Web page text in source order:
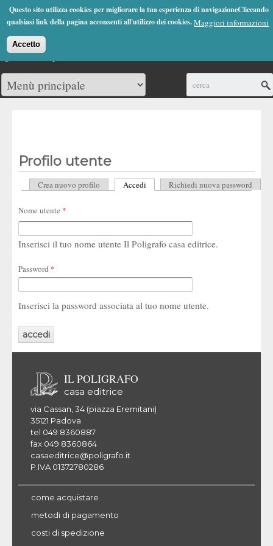
Questo sito utilizza cookies per migliorare la tua esperienza di navigazioneCliccando
qualsiasi link della pagina acconsenti all'utilizzo dei cookies.Maggiori informazioni
Accetto
Jump to Navigation
(0)
Profilo utente
Schede primarie
Crea nuovo profilo Accedi (scheda attiva)
Richiedi nuova password
Nome utente *
Inserisci il tuo nome utente Il Poligrafo casa editrice.
Password *
Inserisci la password associata al tuo nome utente.
IL POLIGRAFO
casa editrice
via Cassan, 34 (piazza Eremitani)
35121 Padova
tel 049 8360887
fax 049 8360864
casaeditrice@poligrafo.it
P.IVA 01372780286
come acquistare
metodi di pagamento
costi di spedizione